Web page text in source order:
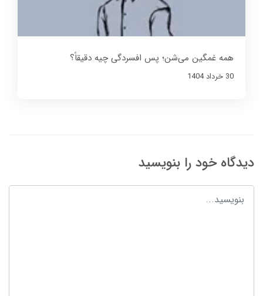
همه غمگین می‌شن؛ پس افسردگی چیه دقیقاً؟
30 خرداد 1404
دیدگاه خود را بنویسید